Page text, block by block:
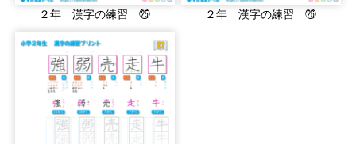
２年 漢字の練習 ㉕ ２年 漢字の練習 ㉖